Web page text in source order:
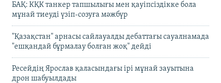
БАҚ: КҚК танкер тапшылығы мен қауіпсіздікке бола
мұнай тиеуді үзіп-созуға мәжбүр
"Қазақстан" арнасы сайлауалды дебаттағы сауалнамада
"ешқандай бұрмалау болған жоқ" дейді
Ресейдің Ярослав қаласындағы ірі мұнай зауытына
дрон шабуылдады